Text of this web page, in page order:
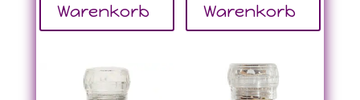
Warenkorb
Warenkorb